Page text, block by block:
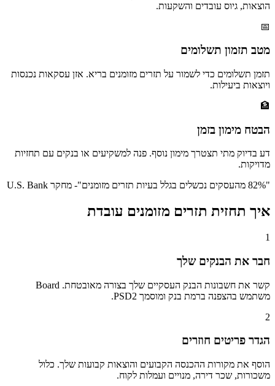
הוצאות, גיוס עובדים והשקעות.
📅
מטב תזמון תשלומים
תזמן תשלומים כדי לשמור על תזרים מזומנים בריא. אזן עסקאות נכנסות
ויוצאות ביעילות.
🏦
הבטח מימון בזמן
דע בדיוק מתי תצטרך מימון נוסף. פנה למשקיעים או בנקים עם תחזיות
מדויקות.
"82% מהעסקים נכשלים בגלל בעיות תזרים מזומנים "
- מחקר U.S. Bank
איך תחזית תזרים מזומנים עובדת
1
חבר את הבנקים שלך
קשר את חשבונות הבנק העסקיים שלך בצורה מאובטחת. Board
משתמש בהצפנה ברמת בנק ומוסמך PSD2.
2
הגדר פריטים חוזרים
הוסף את מקורות ההכנסה הקבועים והוצאות קבועות שלך. כלול
משכורות, שכר דירה, מנויים ועמלות לקוח.